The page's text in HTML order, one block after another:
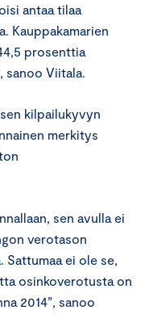
antaa tilaa
Kauppakamarien
prosenttia
sanoo Viitala.
kilpailukyvyn
merkitys
sen avulla ei
verotason
Sattumaa ei ole se,
osinkoverotusta on
2014”, sanoo